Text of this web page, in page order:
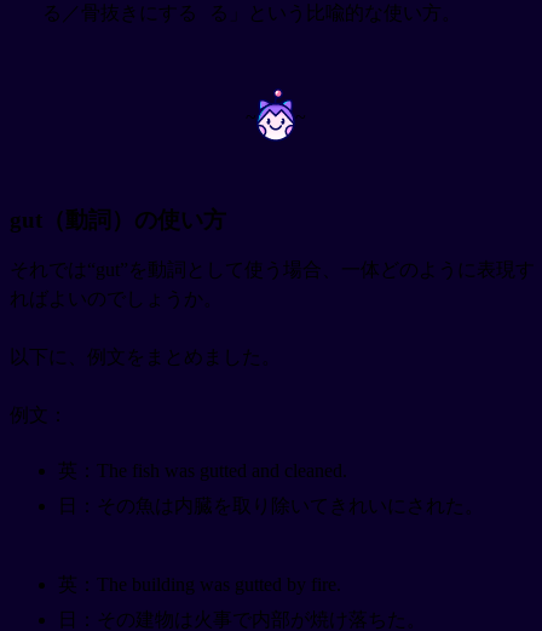
る／骨抜きにする
る」という比喩的な使い方。
~ ~
gut（動詞）の使い方
それでは“gut”を動詞として使う場合、一体どのように表現す
ればよいのでしょうか。
以下に、例文をまとめました。
例文：
英：The fish was gutted and cleaned.
日：その魚は内臓を取り除いてきれいにされた。
英：The building was gutted by fire.
日：その建物は火事で内部が焼け落ちた。